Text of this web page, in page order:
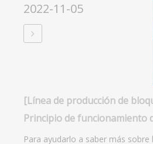
2022-11-05
[Línea de producción de
Principio de funcionamiento de la
Para ayudarlo a saber más